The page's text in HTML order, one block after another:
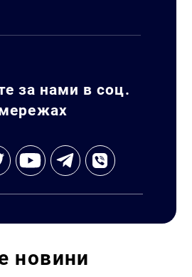
за нами в соц.
новини